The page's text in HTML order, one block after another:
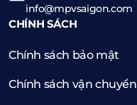
info@mpvsaigon.com
CHÍNH SÁCH
Chính sách bảo mật
Chính sách vận chuyển